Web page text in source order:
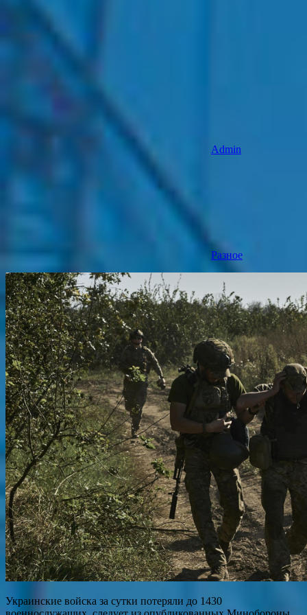
Admin
Разное
Украинские войска за сутки потеряли до 1430